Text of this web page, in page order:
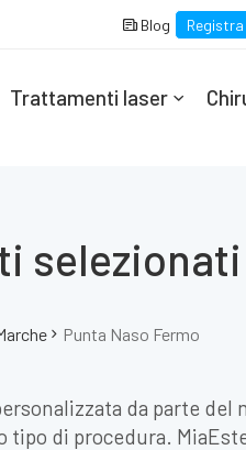
Blog
Trattamenti laser
selezionati
Punta Naso Fermo
da parte del
di procedura.